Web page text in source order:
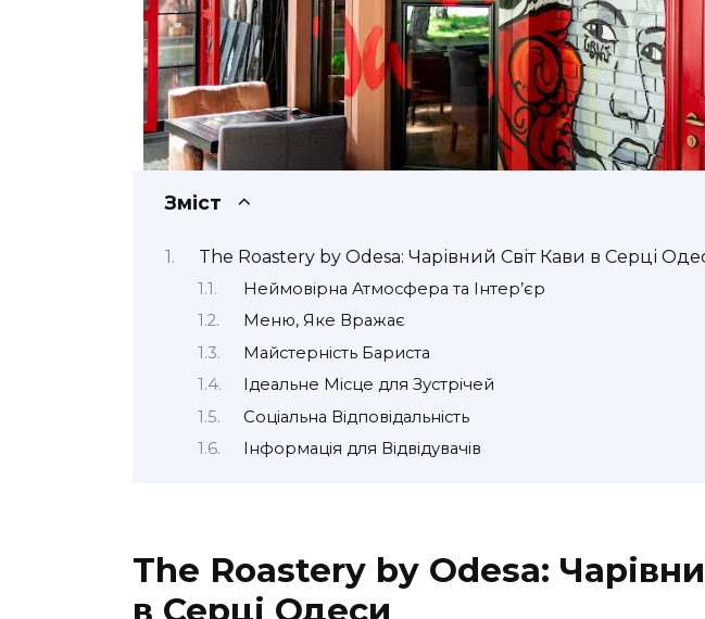
Зміст
The Roastery by Odesa: Чарівний Світ Кави в Серці
Неймовірна Атмосфера та Інтер’єр
Меню, Яке Вражає
Майстерність Бариста
Ідеальне Місце для Зустрічей
Соціальна Відповідальність
Інформація для Відвідувачів
The Roastery by Odesa:
в Серці Одеси